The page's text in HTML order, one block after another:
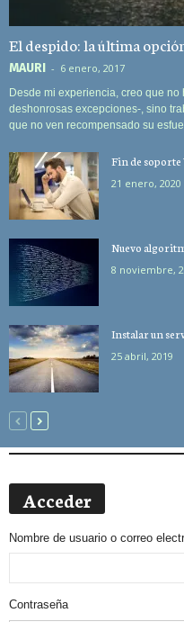
El despido: la última
MAURI - 6 enero, 2017
Desde mi experiencia, creo que
deshonrosas excepciones-, sino
que no ven recompensado su
Fin de soporte
21 enero, 2020
Nuevo
8 noviembre,
Instalar un
25 abril, 2019
Acceder
Nombre de usuario o correo
Contraseña